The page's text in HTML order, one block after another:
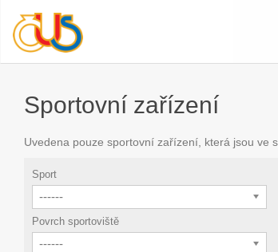
Sportovní zařízení
Uvedena pouze sportovní zařízení, která jsou ve
Sport
------
Povrch sportoviště
------